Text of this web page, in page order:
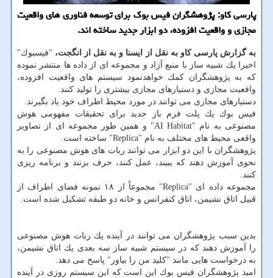
پارسی كاو: پژوهشگران فیس بوك برای توسعه فناوری های واقعیت
مجازی و واقعیت افزوده، دو ابزار جدید ساخته اند.
به گزارش پارسی كاو به نقل از ایسنا و به نقل از انگجت، "فیسبوك"
اخیرا یك شبیه ساز با منبع آزاد و مجموعه ای از داده ها منتشر نموده
كه به پژوهشگران كمك خواهدنمود سیستم های واقعیت افزوده،
واقعیت مجازی و دستیارهای مجازی بیشتری را تولید كنند.
دستیارهای مجازی می توانند در مورد محیط اطراف خود یاد بگیرند.
فیس بوك یك پلت فرم باز جدید برای تحقیقات مفهومی هوش
مصنوعی به نام "AI Habitat" و همین طور مجموعه ای از تصاویر
واقعی محیط های مختلف به نام "Replica" ساخته است.
پژوهشگران با این دو ابزار می توانند ربات های هوش مصنوعی را به
نحوی آموزش دهند كه ببیند، عمل كنند، حرف بزنند و برنامه ریزی
كنند.
مجموعه داده ای "Replica" مجموعاً از ۱۸ نمونه فضای اطراف از
قبیل اتاق نشیمن، اتاق كنفرانس و خانه دو طبقه تشكیل شده است.
بدین سبب پژوهشگران می توانند در آینده یك ربات هوش مصنوعی
را آموزش دهند كه در سیستم شبیه ساز سه بعدی یك اتاق نشیمن،
به درخواست هایی مانند "كلید من را بیاور" پاسخ می دهد.
امید پژوهشگران فیس بوك این است كه این سیستم روزی در آینده